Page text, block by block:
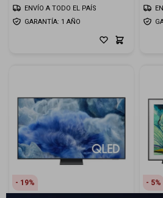
GARANTÍA: 1 AÑO
ENVÍO A TODO EL PAÍS
19 5
Hogar
Marcas